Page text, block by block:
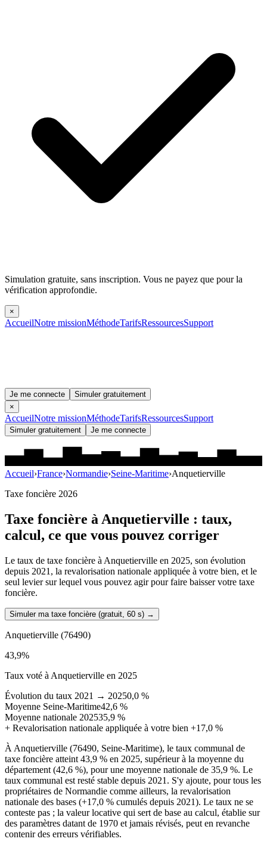
Simulation gratuite, sans inscription. Vous ne payez que pour la
vérification approfondie.
×
AccueilNotre missionMéthodeTarifsRessourcesSupport
Je me connecte
Simuler gratuitement
×
AccueilNotre missionMéthodeTarifsRessourcesSupport
Simuler gratuitement Je me connecte
Accueil›France›Normandie›Seine-Maritime›Anquetierville
Taxe foncière 2026
Taxe foncière àAnquetierville : taux,
calcul, ce que vous pouvez corriger
Le taux de taxe foncière à Anquetierville en 2025, son évolution
depuis 2021, la revalorisation nationale appliquée à votre bien, et le
seul levier sur lequel vous pouvez agir pour faire baisser votre taxe
foncière.
Simuler ma taxe foncière (gratuit, 60 s) →
Anquetierville (76490)
43,9%
Taux voté à Anquetierville en 2025
Évolution du taux 2021 → 20250,0 %
Moyenne Seine-Maritime42,6 %
Moyenne nationale 202535,9 %
+ Revalorisation nationale appliquée à votre bien +17,0 %
À Anquetierville (76490, Seine-Maritime), le taux communal de
taxe foncière atteint 43,9 % en 2025, supérieur à la moyenne du
département (42,6 %), pour une moyenne nationale de 35,9 %. Le
taux communal est resté stable depuis 2021. S'y ajoute, pour tous les
propriétaires de Normandie comme ailleurs, la revalorisation
nationale des bases (+17,0 % cumulés depuis 2021). Le taux ne se
conteste pas ; la valeur locative qui sert de base au calcul, établie sur
des paramètres datant de 1970 et jamais révisés, peut en revanche
contenir des erreurs vérifiables.